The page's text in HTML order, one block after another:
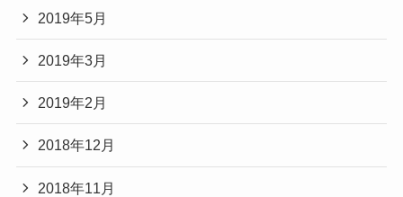
2019年5月
2019年3月
2019年2月
2018年12月
2018年11月